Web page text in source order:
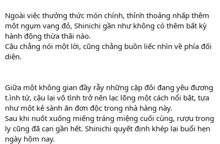
Ngoài việc thưởng thức món chính, thỉnh thoảng nhấp thêm
một ngụm vang đỏ, Shinichi gần như không có thêm bất kỳ
hành động thừa thãi nào.
Cậu chẳng nói một lời, cũng chẳng buồn liếc nhìn về phía đối
diện.
Giữa một không gian đầy rẫy những cặp đôi đang yêu đương
t.ình tứ, cậu lại vô tình trở nên lạc lõng một cách nổi bật, tựa
như một kẻ sành ăn đơn độc trong nhà hàng này.
Sau khi nuốt xuống miếng tráng miệng cuối cùng, rượu trong
ly cũng đã cạn gần hết. Shinichi quyết định khép lại buổi hẹn
ngày hôm nay.